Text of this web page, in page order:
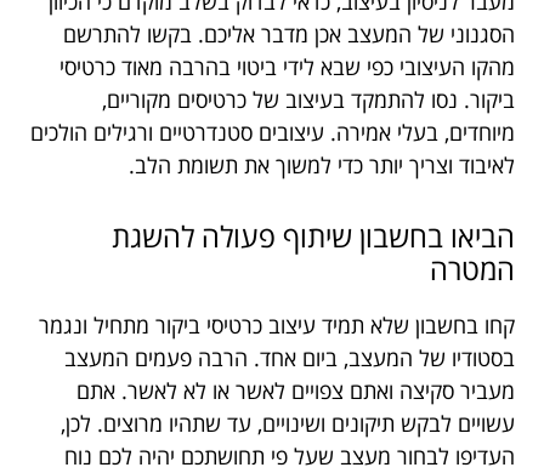
הסגנוני של המעצב אכן מדבר אליכם. בקשו להתרשם
מהקו העיצובי כפי שבא לידי ביטוי בהרבה מאוד כרטיסי
ביקור. נסו להתמקד בעיצוב של כרטיסים מקוריים,
מיוחדים, בעלי אמירה. עיצובים סטנדרטיים ורגילים הולכים
לאיבוד וצריך יותר כדי למשוך את תשומת הלב.
הביאו בחשבון שיתוף פעולה להשגת
המטרה
קחו בחשבון שלא תמיד עיצוב כרטיסי ביקור מתחיל ונגמר
בסטודיו של המעצב, ביום אחד. הרבה פעמים המעצב
מעביר סקיצה ואתם צפויים לאשר או לא לאשר. אתם
עשויים לבקש תיקונים ושינויים, עד שתהיו מרוצים. לכן,
העדיפו לבחור מעצב שעל פי תחושתכם יהיה לכם נוח